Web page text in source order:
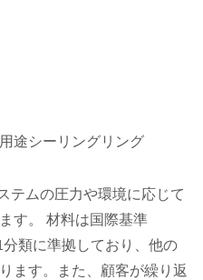
途シーリングリング
テムの圧力や環境に応じて
す。 材料は国際基準
類に準拠しており、他の
ます。また、顧客が繰り返